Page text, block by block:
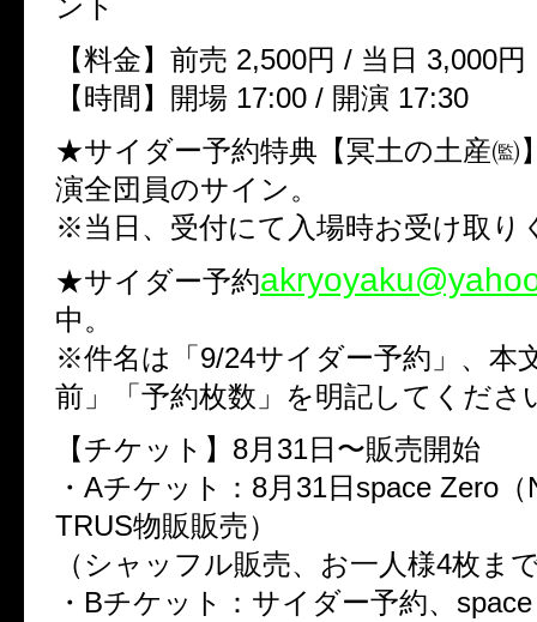
【料金】前売 2,500円 / 当日 3,000
【時間】開場 17:00 / 開演 17:30
★サイダー予約特典【冥土の土産㈼
演全団員のサイン。
※当日、受付にて入場時お受け取り
★サイダー予約
中。
※件名は「9/24サイダー予約」、本
前」「予約枚数」を明記してくださ
【チケット】8月31日〜販売開始
・Aチケット：8月31日space Zero
TRUS物販販売）
（シャッフル販売、お一人様4枚ま
・Bチケット：サイダー予約、